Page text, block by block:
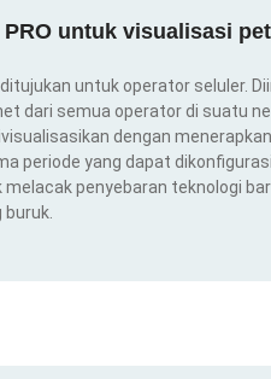
untuk visualisasi
untuk operator seluler.
dari semua operator di suatu
dengan
periode yang dapat
penyebaran teknologi